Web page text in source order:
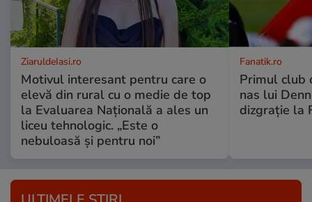
ZiaruldeIasi.ro
Motivul interesant pentru care o
elevă din rural cu o medie de top
la Evaluarea Națională a ales un
liceu tehnologic. „Este o
nebuloasă și pentru noi”
Fanatik.ro
Primul club
nas lui
dizgrație la